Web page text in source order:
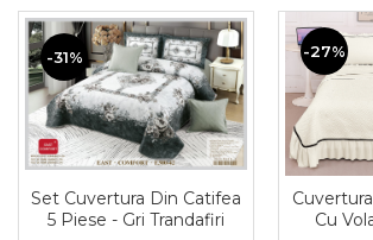
-31%
Set Cuvertura Din Catifea
5 Piese - Gri Trandafiri
-27%
Cu